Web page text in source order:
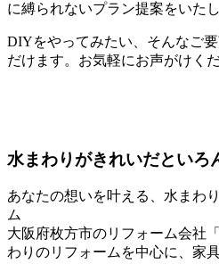
に縛られないプラン提案をいたし
DIYをやってみたい、そんなご
だけます。お気軽にお声がけくだ
水まわりがきれいだといろ
あなたの想いを叶える、水まわ
ム
大阪府枚方市のリフォーム会社
わりのリフォームを中心に、家